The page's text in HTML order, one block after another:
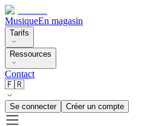
MusiqueEn magasin
Tarifs
Ressources
Contact
🇫🇷
Se connecter Créer un compte